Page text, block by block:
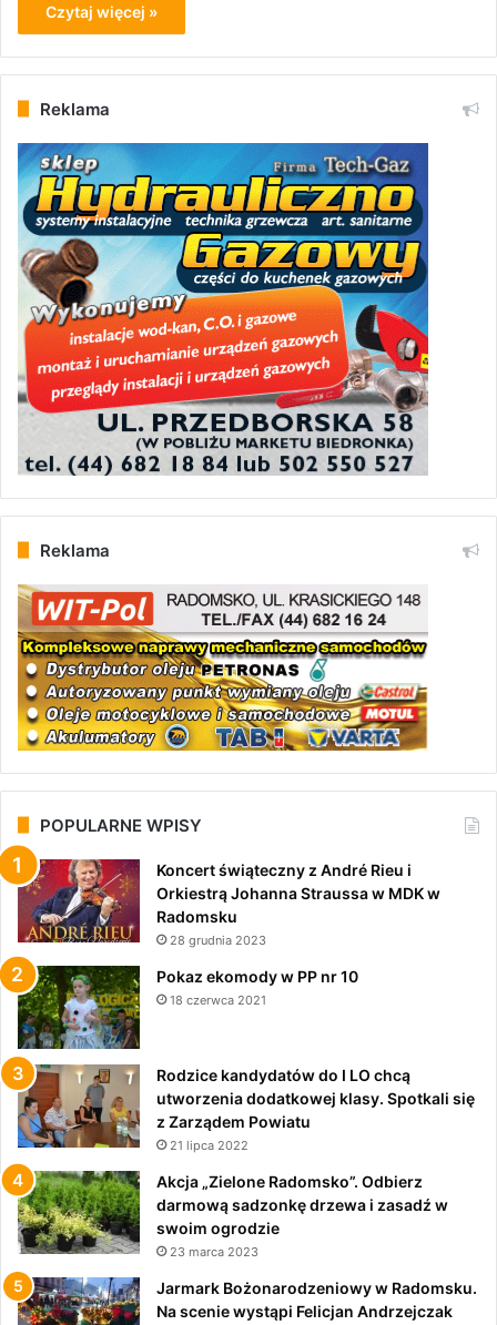
Czytaj więcej »
Reklama
Reklama
POPULARNE WPISY
Koncert świąteczny z André Rieu i
Orkiestrą Johanna Straussa w MDK w
Radomsku
28 grudnia 2023
Pokaz ekomody w PP nr 10
18 czerwca 2021
Rodzice kandydatów do I LO chcą
utworzenia dodatkowej klasy. Spotkali się
z Zarządem Powiatu
21 lipca 2022
Akcja „Zielone Radomsko”. Odbierz
darmową sadzonkę drzewa i zasadź w
swoim ogrodzie
23 marca 2023
Jarmark Bożonarodzeniowy w Radomsku.
Na scenie wystąpi Felicjan Andrzejczak